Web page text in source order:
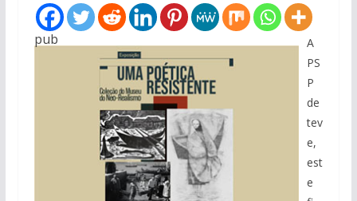
pub
A
PS
P
de
tev
e,
est
e